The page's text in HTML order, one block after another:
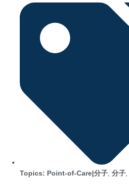
Topics: Point-of-Care|分子 分子